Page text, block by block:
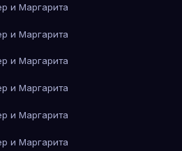
и Маргарита
и Маргарита
и Маргарита
и Маргарита
и Маргарита
и Маргарита